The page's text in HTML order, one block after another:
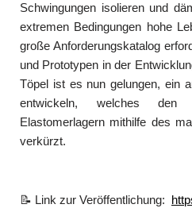
Schwingungen isolieren und
extremen Bedingungen hohe
große Anforderungskatalog
und Prototypen in der
Töpel ist es nun gelungen, ein
entwickeln, welches den
Elastomerlagern mithilfe des
verkürzt.
📝 Link zur Veröffentlichung: